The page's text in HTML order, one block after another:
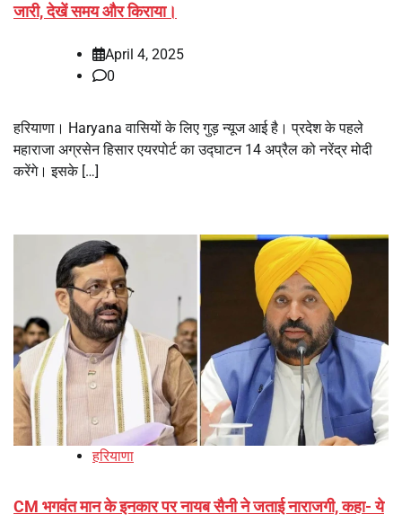
जारी, देखें समय और किराया।
April 4, 2025
0
हरियाणा। Haryana वासियों के लिए गुड़ न्यूज आई है। प्रदेश के पहले
महाराजा अग्रसेन हिसार एयरपोर्ट का उद्घाटन 14 अप्रैल को नरेंद्र मोदी
करेंगे। इसके […]
हरियाणा
CM भगवंत मान के इनकार पर नायब सैनी ने जताई नाराजगी, कहा- ये